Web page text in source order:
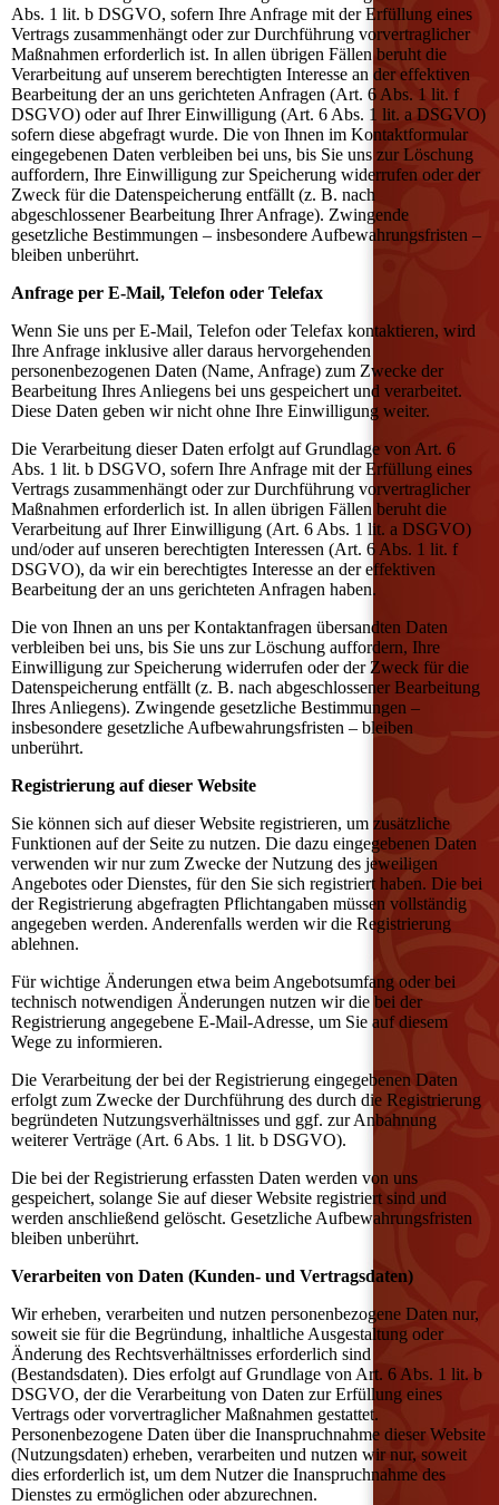
Abs. 1 lit. b DSGVO, sofern Ihre Anfrage mit der Erfüllung eines
Vertrags zusammenhängt oder zur Durchführung vorvertraglicher
Maßnahmen erforderlich ist. In allen übrigen Fällen beruht die
Verarbeitung auf unserem berechtigten Interesse an der effektiven
Bearbeitung der an uns gerichteten Anfragen (Art. 6 Abs. 1 lit. f
DSGVO) oder auf Ihrer Einwilligung (Art. 6 Abs. 1 lit. a DSGVO)
sofern diese abgefragt wurde. Die von Ihnen im Kontaktformular
eingegebenen Daten verbleiben bei uns, bis Sie uns zur Löschung
auffordern, Ihre Einwilligung zur Speicherung widerrufen oder der
Zweck für die Datenspeicherung entfällt (z. B. nach
abgeschlossener Bearbeitung Ihrer Anfrage). Zwingende
gesetzliche Bestimmungen – insbesondere Aufbewahrungsfristen –
bleiben unberührt.
Anfrage per E-Mail, Telefon oder Telefax
Wenn Sie uns per E-Mail, Telefon oder Telefax kontaktieren, wird
Ihre Anfrage inklusive aller daraus hervorgehenden
personenbezogenen Daten (Name, Anfrage) zum Zwecke der
Bearbeitung Ihres Anliegens bei uns gespeichert und verarbeitet.
Diese Daten geben wir nicht ohne Ihre Einwilligung weiter.
Die Verarbeitung dieser Daten erfolgt auf Grundlage von Art. 6
Abs. 1 lit. b DSGVO, sofern Ihre Anfrage mit der Erfüllung eines
Vertrags zusammenhängt oder zur Durchführung vorvertraglicher
Maßnahmen erforderlich ist. In allen übrigen Fällen beruht die
Verarbeitung auf Ihrer Einwilligung (Art. 6 Abs. 1 lit. a DSGVO)
und/oder auf unseren berechtigten Interessen (Art. 6 Abs. 1 lit. f
DSGVO), da wir ein berechtigtes Interesse an der effektiven
Bearbeitung der an uns gerichteten Anfragen haben.
Die von Ihnen an uns per Kontaktanfragen übersandten Daten
verbleiben bei uns, bis Sie uns zur Löschung auffordern, Ihre
Einwilligung zur Speicherung widerrufen oder der Zweck für die
Datenspeicherung entfällt (z. B. nach abgeschlossener Bearbeitung
Ihres Anliegens). Zwingende gesetzliche Bestimmungen –
insbesondere gesetzliche Aufbewahrungsfristen – bleiben
unberührt.
Registrierung auf dieser Website
Sie können sich auf dieser Website registrieren, um zusätzliche
Funktionen auf der Seite zu nutzen. Die dazu eingegebenen Daten
verwenden wir nur zum Zwecke der Nutzung des jeweiligen
Angebotes oder Dienstes, für den Sie sich registriert haben. Die bei
der Registrierung abgefragten Pflichtangaben müssen vollständig
angegeben werden. Anderenfalls werden wir die Registrierung
ablehnen.
Für wichtige Änderungen etwa beim Angebotsumfang oder bei
technisch notwendigen Änderungen nutzen wir die bei der
Registrierung angegebene E-Mail-Adresse, um Sie auf diesem
Wege zu informieren.
Die Verarbeitung der bei der Registrierung eingegebenen Daten
erfolgt zum Zwecke der Durchführung des durch die Registrierung
begründeten Nutzungsverhältnisses und ggf. zur Anbahnung
weiterer Verträge (Art. 6 Abs. 1 lit. b DSGVO).
Die bei der Registrierung erfassten Daten werden von uns
gespeichert, solange Sie auf dieser Website registriert sind und
werden anschließend gelöscht. Gesetzliche Aufbewahrungsfristen
bleiben unberührt.
Verarbeiten von Daten (Kunden- und Vertragsdaten)
Wir erheben, verarbeiten und nutzen personenbezogene Daten nur,
soweit sie für die Begründung, inhaltliche Ausgestaltung oder
Änderung des Rechtsverhältnisses erforderlich sind
(Bestandsdaten). Dies erfolgt auf Grundlage von Art. 6 Abs. 1 lit. b
DSGVO, der die Verarbeitung von Daten zur Erfüllung eines
Vertrags oder vorvertraglicher Maßnahmen gestattet.
Personenbezogene Daten über die Inanspruchnahme dieser Website
(Nutzungsdaten) erheben, verarbeiten und nutzen wir nur, soweit
dies erforderlich ist, um dem Nutzer die Inanspruchnahme des
Dienstes zu ermöglichen oder abzurechnen.